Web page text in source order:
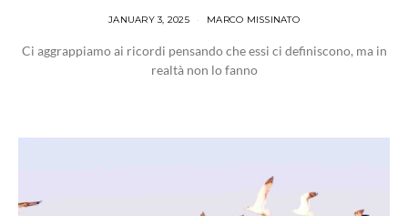
JANUARY 3, 2025 MARCO MISSINATO
Ci aggrappiamo ai ricordi pensando che essi ci definiscono, ma in
realtà non lo fanno